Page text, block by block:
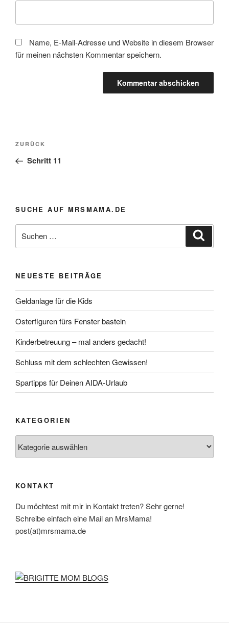
Name, E-Mail-Adresse und Website in diesem Browser
für meinen nächsten Kommentar speichern.
Beitragsnavigation
Vorheriger
Beitrag
ZURÜCK
Schritt 11
SUCHE AUF MRSMAMA.DE
nach:
NEUESTE BEITRÄGE
Geldanlage für die Kids
Osterfiguren fürs Fenster basteln
Kinderbetreuung – mal anders gedacht!
Schluss mit dem schlechten Gewissen!
Spartipps für Deinen AIDA-Urlaub
KATEGORIEN
KONTAKT
Du möchtest mit mir in Kontakt treten? Sehr gerne!
Schreibe einfach eine Mail an MrsMama!
post(at)mrsmama.de